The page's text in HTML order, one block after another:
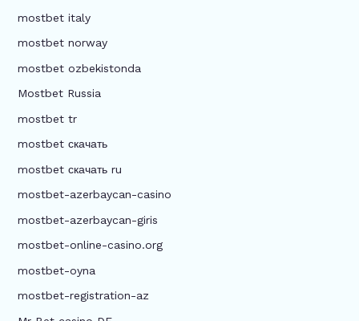
mostbet italy
mostbet norway
mostbet ozbekistonda
Mostbet Russia
mostbet tr
mostbet скачать
mostbet скачать ru
mostbet-azerbaycan-casino
mostbet-azerbaycan-giris
mostbet-online-casino.org
mostbet-oyna
mostbet-registration-az